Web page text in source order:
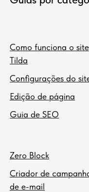
Como funciona o site
Tilda
Configurações do
Edição de página
Guia de SEO
Zero Block
Criador de
de e-mail